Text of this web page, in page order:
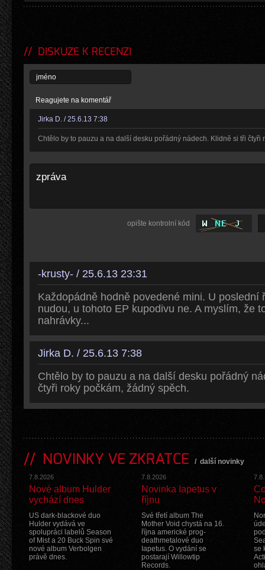
DISKUZE K RECENZI
Reagujete na komentář
Jirka D. / 25.6.13 7:38
Chtělo by to pauzu a na další desku pořádný nádech. Klidně si tři čtyři
opište kontrolní kód
-krusty- / 25.6.13 23:31
Každopádně hodně povedené mini. U poslední
nudou, u tohoto EP kupodivu ne. A myslím, že
nahrávky...
Jirka D. / 25.6.13 7:38
Chtělo by to pauzu a na další desku pořádný
čtyři roky počkám, žádný spěch.
NOVINKY VE ZKRATCE / další novinky
7.8.2026
Nové album Hulder
vychází dnes
US dark-blackové duo
Hulder vydává ve
spolupráci labelů Season
of Mist a 20 Buck Spin své
nové album Verbolgen
právě dnes.
7.8.2026
Novinka Iapetus v
říjnu
Své třetí album The
Mother Void chystá na 16.
října americké prog-
deathmetalové duo
Iapetus. O vydání se
postarají Willowtip
Records.
se